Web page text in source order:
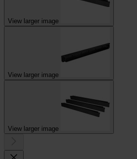
View larger image
View larger image
View larger image